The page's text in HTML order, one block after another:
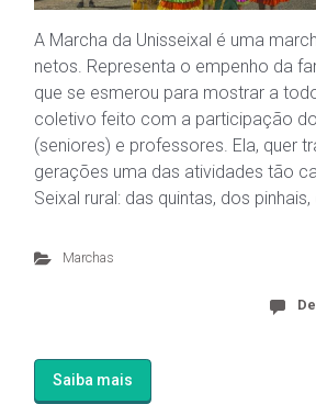
A Marcha da Unisseixal é uma
netos. Representa o empenho da
que se esmerou para mostrar a
coletivo feito com a participação
(seniores) e professores. Ela, quer
gerações uma das atividades tão
Seixal rural: das quintas, dos
Marchas
Saiba mais